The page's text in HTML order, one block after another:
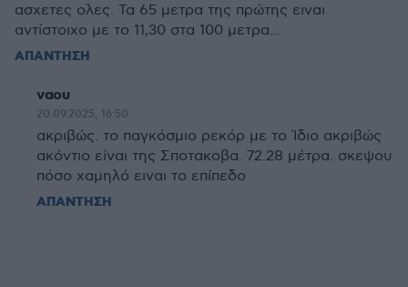
ασχετες ολες. Τα 65 μετρα της πρώτης ειναι
αντίστοιχο με το 11,30 στα 100 μετρα...
ΑΠΑΝΤΗΣΗ
ναου
20.09.2025, 16:50
ακριβώς. το παγκόσμιο ρεκόρ με το Ίδιο ακριβώς
ακόντιο είναι της Σποτακοβα. 72.28 μέτρα. σκεψου
πόσο χαμηλό ειναι το επίπεδο
ΑΠΑΝΤΗΣΗ